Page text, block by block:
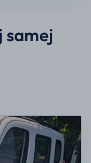
samej